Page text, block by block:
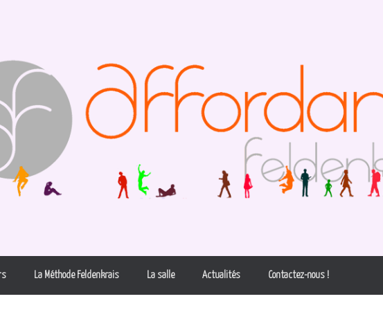
La Méthode Feldenkrais La salle Actualités Contactez-nous !